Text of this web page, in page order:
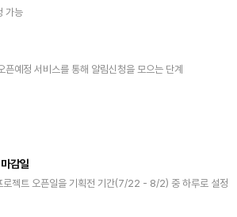
가능
예정 서비스를 통해 알림신청을 모으는 단계
감일
로젝트 오픈일을 기획전 기간(7/22 - 8/2) 중 하루로 설정